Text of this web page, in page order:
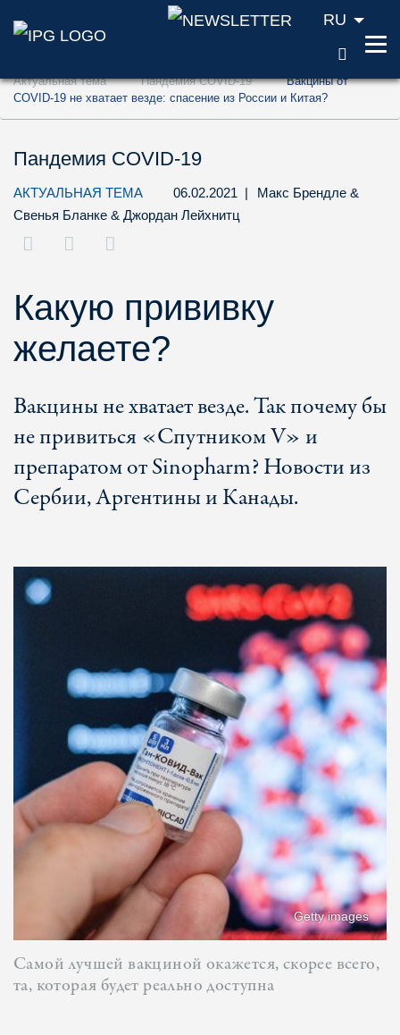
Перейти к содержанию (ключ доступа
Перейти к поиску (ключ доступа '2')
RU
Актуальная тема Пандемия COVID-19
Вакцины от
COVID-19 не хватает везде: спасение из России и Китая?
Пандемия COVID-19
АКТУАЛЬНАЯ ТЕМА 06.02.2021 | Макс Брендле &
Свенья Бланке & Джордан Лейхнитц
Какую прививку
желаете?
Вакцины не хватает везде. Так почему бы
не привиться «Спутником V» и
препаратом от Sinopharm? Новости из
Сербии, Аргентины и Канады.
Getty images
Cамой лучшей вакциной окажется, скорее всего,
та, которая будет реально доступна